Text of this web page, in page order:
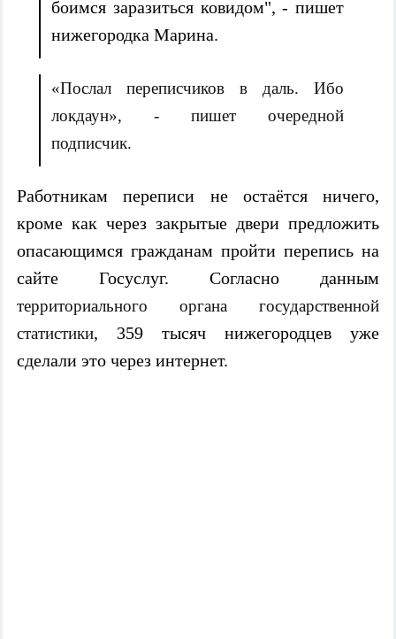
боимся заразиться ковидом", - пишет
нижегородка Марина.
«Послал переписчиков в даль. Ибо
локдаун», - пишет очередной
подписчик.
Работникам переписи не остаётся ничего,
кроме как через закрытые двери предложить
опасающимся гражданам пройти перепись на
сайте Госуслуг. Согласно данным
территориального органа государственной
статистики, 359 тысяч нижегородцев уже
сделали это через интернет.